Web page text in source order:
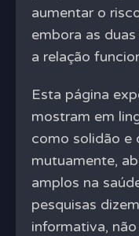
aumentar o
embora as
a relação
Esta página
mostram em
como solidão e
mutuamente,
amplos na
pesquisas
informativa,